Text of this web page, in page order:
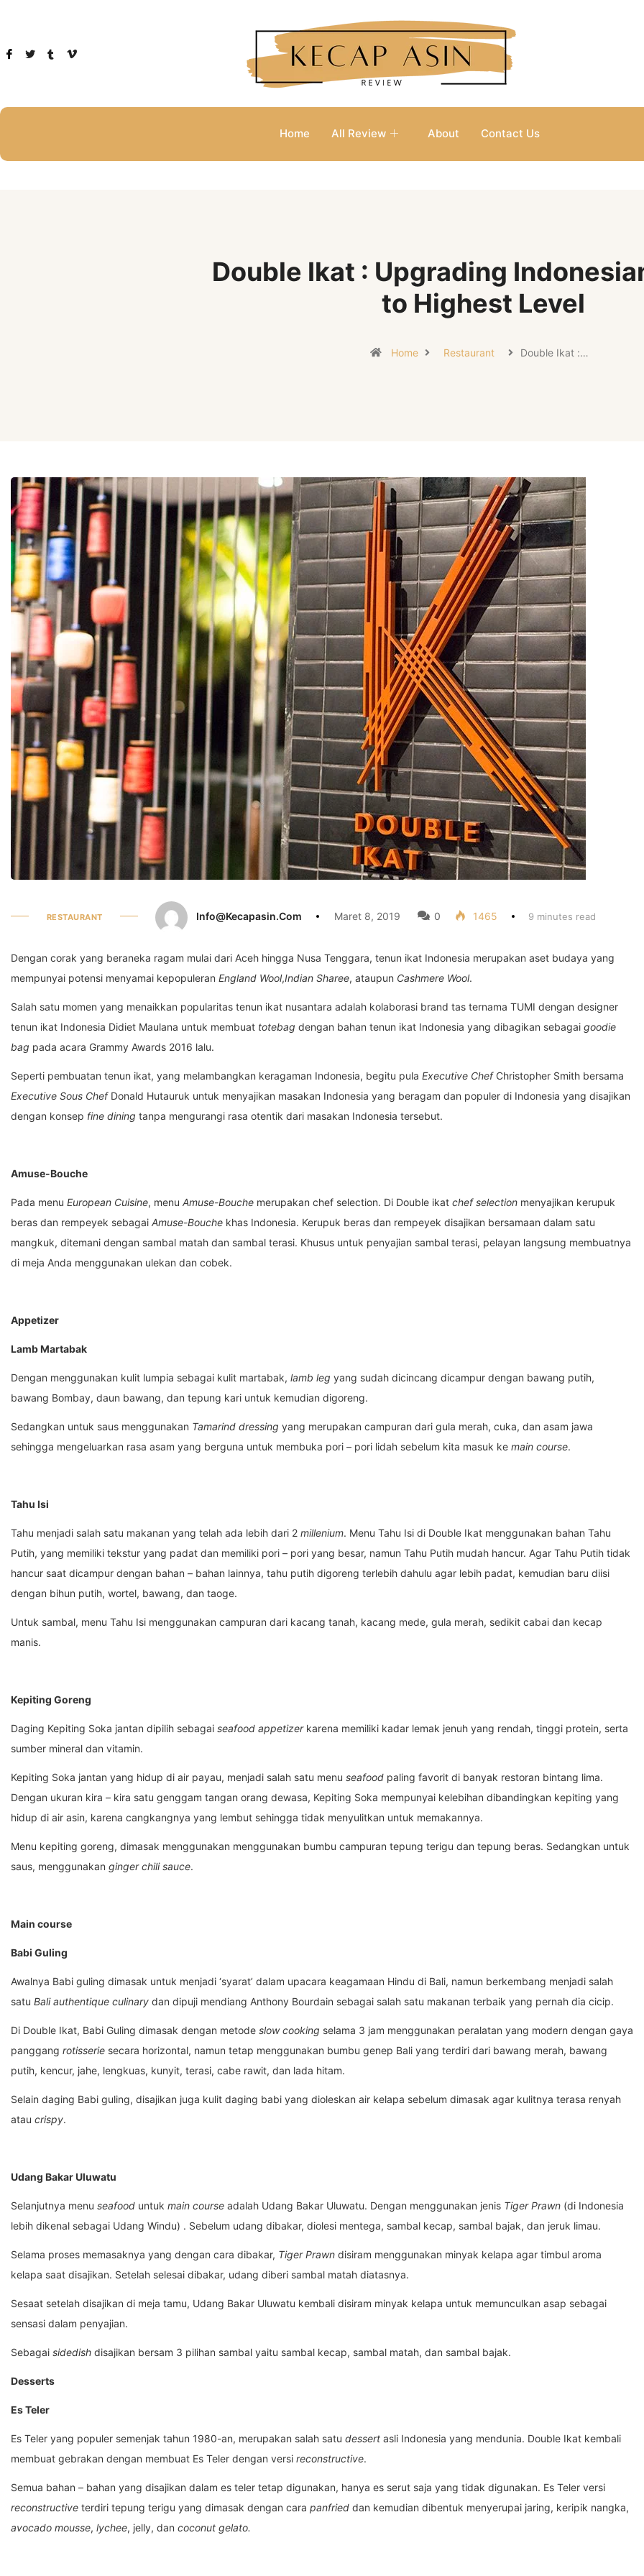
Home All Review About Contact Us
Double Ikat : Upgrading
to Highest Level
Home Restaurant Double Ikat :…
RESTAURANT Info@kecapasin.com Maret 8, 2019 0 1465 9 minutes read
Dengan corak yang beraneka ragam mulai dari Aceh hingga Nusa Tenggara, tenun ikat Indonesia merupakan aset budaya yang
mempunyai potensi menyamai kepopuleran England Wool,Indian Sharee, ataupun Cashmere Wool.
Salah satu momen yang menaikkan popularitas tenun ikat nusantara adalah kolaborasi brand tas ternama TUMI dengan designer
tenun ikat Indonesia Didiet Maulana untuk membuat totebag dengan bahan tenun ikat Indonesia yang dibagikan sebagai goodie
bag pada acara Grammy Awards 2016 lalu.
Seperti pembuatan tenun ikat, yang melambangkan keragaman Indonesia, begitu pula Executive ChefChristopher Smith bersama
Executive Sous ChefDonald Hutauruk untuk menyajikan masakan Indonesia yang beragam dan populer di Indonesia yang disajikan
dengan konsep fine dining tanpa mengurangi rasa otentik dari masakan Indonesia tersebut.
Amuse-Bouche
Pada menu European Cuisine, menu Amuse-Bouche merupakan chef selection. Di Double ikat chef selection menyajikan kerupuk
beras dan rempeyek sebagai Amuse-Bouche khas Indonesia. Kerupuk beras dan rempeyek disajikan bersamaan dalam satu
mangkuk, ditemani dengan sambal matah dan sambal terasi. Khusus untuk penyajian sambal terasi, pelayan langsung membuatnya
di meja Anda menggunakan ulekan dan cobek.
Appetizer
Lamb Martabak
Dengan menggunakan kulit lumpia sebagai kulit martabak, lamb leg yang sudah dicincang dicampur dengan bawang putih,
bawang Bombay, daun bawang, dan tepung kari untuk kemudian digoreng.
Sedangkan untuk saus menggunakan Tamarind dressing yang merupakan campuran dari gula merah, cuka, dan asam jawa
sehingga mengeluarkan rasa asam yang berguna untuk membuka pori – pori lidah sebelum kita masuk ke main course.
Tahu Isi
Tahu menjadi salah satu makanan yang telah ada lebih dari 2 millenium. Menu Tahu Isi di Double Ikat menggunakan bahan Tahu
Putih, yang memiliki tekstur yang padat dan memiliki pori – pori yang besar, namun Tahu Putih mudah hancur. Agar Tahu Putih tidak
hancur saat dicampur dengan bahan – bahan lainnya, tahu putih digoreng terlebih dahulu agar lebih padat, kemudian baru diisi
dengan bihun putih, wortel, bawang, dan taoge.
Untuk sambal, menu Tahu Isi menggunakan campuran dari kacang tanah, kacang mede, gula merah, sedikit cabai dan kecap
manis.
Kepiting Goreng
Daging Kepiting Soka jantan dipilih sebagai seafood appetizerkarena memiliki kadar lemak jenuh yang rendah, tinggi protein, serta
sumber mineral dan vitamin.
Kepiting Soka jantan yang hidup di air payau, menjadi salah satu menu seafood paling favorit di banyak restoran bintang lima.
Dengan ukuran kira – kira satu genggam tangan orang dewasa, Kepiting Soka mempunyai kelebihan dibandingkan kepiting yang
hidup di air asin, karena cangkangnya yang lembut sehingga tidak menyulitkan untuk memakannya.
Menu kepiting goreng, dimasak menggunakan menggunakan bumbu campuran tepung terigu dan tepung beras. Sedangkan untuk
saus, menggunakan ginger chili sauce.
Main course
Babi Guling
Awalnya Babi guling dimasak untuk menjadi ‘syarat’ dalam upacara keagamaan Hindu di Bali, namun berkembang menjadi salah
satu Bali authentique culinary dan dipuji mendiang Anthony Bourdain sebagai salah satu makanan terbaik yang pernah dia cicip.
Di Double Ikat, Babi Guling dimasak dengan metode slow cooking selama 3 jam menggunakan peralatan yang modern dengan gaya
panggang rotisserie secara horizontal, namun tetap menggunakan bumbu genep Bali yang terdiri dari bawang merah, bawang
putih, kencur, jahe, lengkuas, kunyit, terasi, cabe rawit, dan lada hitam.
Selain daging Babi guling, disajikan juga kulit daging babi yang dioleskan air kelapa sebelum dimasak agar kulitnya terasa renyah
atau crispy.
Udang Bakar Uluwatu
Selanjutnya menu seafood untuk main course adalah Udang Bakar Uluwatu. Dengan menggunakan jenis Tiger Prawn (di Indonesia
lebih dikenal sebagai Udang Windu) . Sebelum udang dibakar, diolesi mentega, sambal kecap, sambal bajak, dan jeruk limau.
Selama proses memasaknya yang dengan cara dibakar, Tiger Prawn disiram menggunakan minyak kelapa agar timbul aroma
kelapa saat disajikan. Setelah selesai dibakar, udang diberi sambal matah diatasnya.
Sesaat setelah disajikan di meja tamu, Udang Bakar Uluwatu kembali disiram minyak kelapa untuk memunculkan asap sebagai
sensasi dalam penyajian.
Sebagai sidedish disajikan bersam 3 pilihan sambal yaitu sambal kecap, sambal matah, dan sambal bajak.
Desserts
Es Teler
Es Teler yang populer semenjak tahun 1980-an, merupakan salah satu dessert asli Indonesia yang mendunia. Double Ikat kembali
membuat gebrakan dengan membuat Es Teler dengan versi reconstructive.
Semua bahan – bahan yang disajikan dalam es teler tetap digunakan, hanya es serut saja yang tidak digunakan. Es Teler versi
reconstructive terdiri tepung terigu yang dimasak dengan cara panfried dan kemudian dibentuk menyerupai jaring, keripik nangka,
avocado mousse, lychee, jelly, dan coconut gelato.